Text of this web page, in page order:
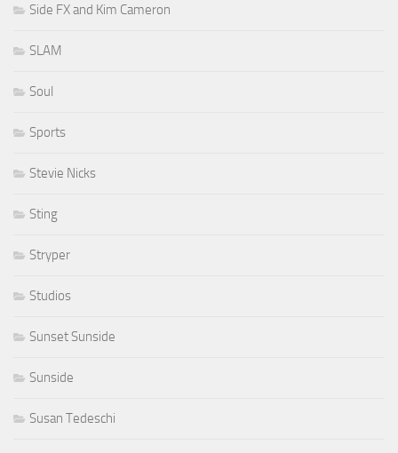
Side FX and Kim Cameron
SLAM
Soul
Sports
Stevie Nicks
Sting
Stryper
Studios
Sunset Sunside
Sunside
Susan Tedeschi